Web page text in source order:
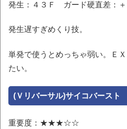
発生：４３Ｆ ガード硬直差：＋
発生遅すぎめくり技。
単発で使うとめっちゃ弱い。Ｅ
たい。
(Ｖリバーサル)サイコバース
重要度：★★★☆☆